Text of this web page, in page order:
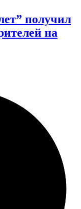
получил
на